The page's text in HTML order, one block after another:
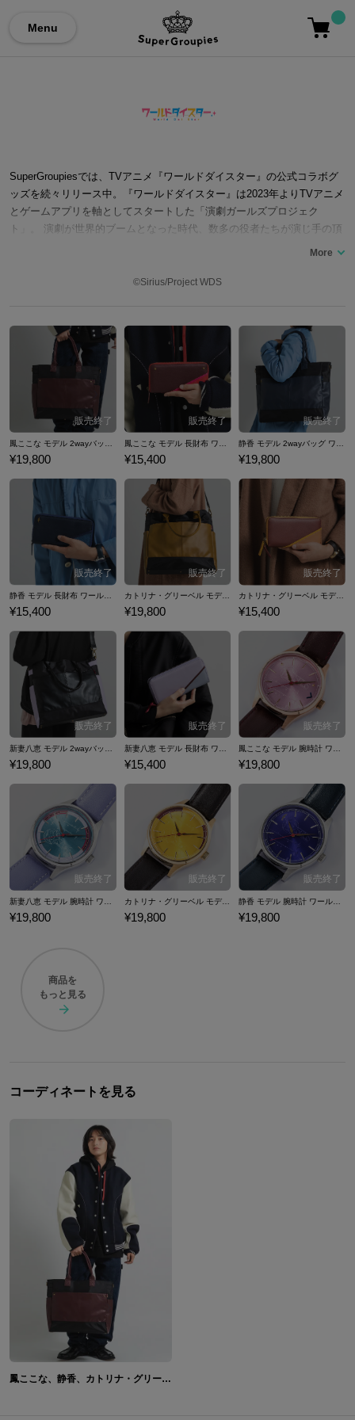
Menu
SuperGroupiesでは、TVアニメ『ワールドダイスター』の公式コラボグ
ッズを続々リリース中。『ワールドダイスター』は2023年よりTVアニメ
とゲームアプリを軸としてスタートした「演劇ガールズプロジェク
ト」。 演劇が世界的ブームとなった時代、数多の役者たちが演じ手の頂
点である「ワールドダイスター」を目指して “センス”を競い合っていく
の原作を手がけユーザーから絶大な支持を受けるクリエイター・タカヒ
まざまなメディアミックスを展開しています。 ここでは、今回のコラボ
レーションの腕時計やバッグ、長財布など、センス溢れる『ワールドダ
イスター』コラボファッションアイテムをご紹介いたします。
©Sirius/Project WDS
¥19,800 ¥15,400 ¥19,800
静香 モデル 長財布 ワールドダイスター
¥15,400
カトリナ・グリーベル モデル 2wayバッグ ワールドダイスター
¥19,800
カトリナ・グリーベル モデル 長財布 ワールドダイスター
¥15,400
¥19,800 ¥15,400 ¥19,800
¥19,800
カトリナ・グリーベル モデル 腕時計 ワールドダイスター
¥19,800 ¥19,800
商品を
もっと見る
コーディネートを見る
鳳ここな、静香、カトリナ・グリーベル、新妻八恵 モデル 腕時計&2wayバッグ ワールドダイスター